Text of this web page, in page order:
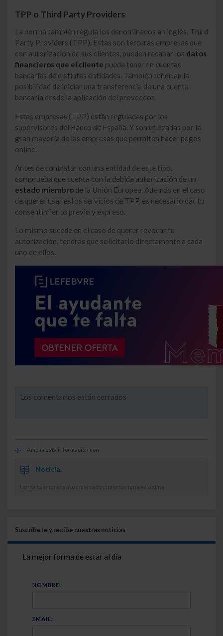
TPP o Third Party Providers
La norma también regula los denominados en inglés, Third
Party Providers (TPP). Estas son terceras empresas que
con autorización de sus clientes, pueden recabar los datos
financieros que el cliente pueda tener en cuentas
bancarias de distintas entidades. También tendrían la
posibilidad de iniciar una transferencia de una cuenta
bancaria desde la aplicación del proveedor.
Estas empresas (TPP) están reguladas por los
supervisores del Banco de España. Y son utilizadas por la
gran mayoría de las empresas que permiten hacer pagos
online.
Antes de contratar con una entidad de este tipo,
comprueba que cuenta con la debida autorización de un
estado miembro de la Unión Europea. Además en el caso
de querer usar estos servicios de TPP, es necesario dar tu
consentimiento previo y expreso.
Lo mismo sucede en el caso de querer revocar tu
autorización, tendrás que solicitarlo directamente a cada
uno de ellos.
Los comentarios están cerrados
Amplía esta información con
Noticia.
Suscríbete y recibe nuestras noticias
La mejor forma de estar al día
NOMBRE:
EMAIL: